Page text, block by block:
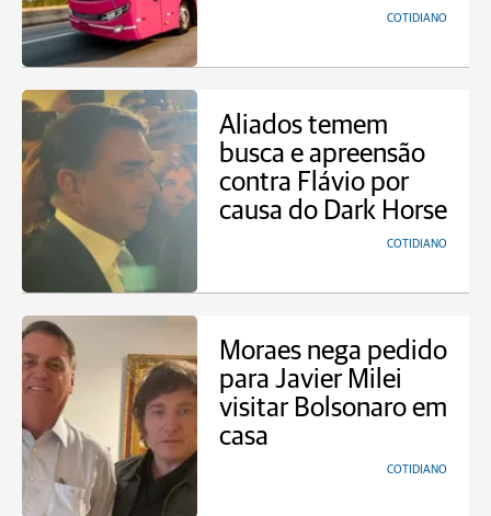
COTIDIANO
Aliados temem
busca e apreensão
contra Flávio por
causa do Dark Horse
COTIDIANO
Moraes nega pedido
para Javier Milei
visitar Bolsonaro em
casa
COTIDIANO